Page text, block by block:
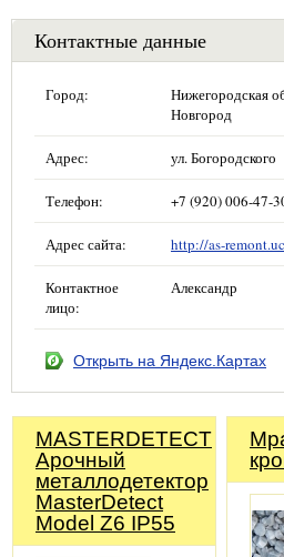
Контактные данные
Город:
Нижегородская
Новгород
Адрес: ул. Богородского
Телефон: +7 (920) 006-47-
Адрес сайта: http://as-
Контактное
лицо:
Александр
Открыть на Яндекс.Картах
MASTERDETECT
Арочный
металлодетектор
MasterDetect
Model Z6 IP55